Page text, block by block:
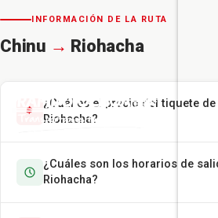
INFORMACIÓN DE LA RUTA
Chinu → Riohacha
¿Cuál es el precio del tiquete
Riohacha?
¿Cuáles son los horarios de
Riohacha?